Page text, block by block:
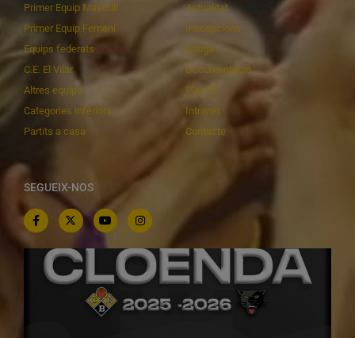
Primer Equip Masculí
Primer Equip Femení
Equips federats
C.E. El Vilar
Altres equips
Categories inferiors
Partits a casa
Actualitat
Inscripcions
Botiga
Documentació
Playoff
Intranet
Contacte
SEGUEIX-NOS